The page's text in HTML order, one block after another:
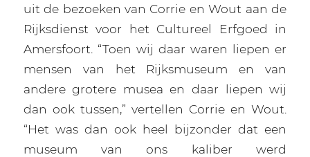
uit de bezoeken van Corrie en Wout aan de
Rijksdienst voor het Cultureel Erfgoed in
Amersfoort. “Toen wij daar waren liepen er
mensen van het Rijksmuseum en van
andere grotere musea en daar liepen wij
dan ook tussen,” vertellen Corrie en Wout.
“Het was dan ook heel bijzonder dat een
museum van ons kaliber werd